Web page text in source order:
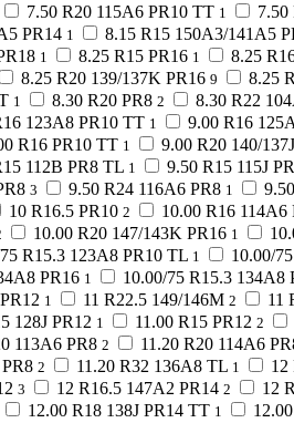
7.50 R20 115A6 PR10 TT 1 7.50
PR14 1 8.15 R15 150A3/141A5
1 8.25 R15 PR16 1 8.25
8.25 R20 139/137K PR16 9 8.25
1 8.30 R20 PR8 2 8.30 R22
123A8 PR10 TT 1 9.00 R16
R16 PR10 TT 1 9.00 R20 140/
112B PR8 TL 1 9.50 R15 115J
3 9.50 R24 116A6 PR8 1
10 R16.5 PR10 2 10.00 R16 114A6
10.00 R20 147/143K PR16 1
R15.3 123A8 PR10 TL 1 10.00/
PR16 1 10.00/75 R15.3 134A8
1 11 R22.5 149/146M 2 11
128J PR12 1 11.00 R15 PR12 2
113A6 PR8 2 11.20 R20 114A6
2 11.20 R32 136A8 TL 1 12
3 12 R16.5 147A2 PR14 2 12
12.00 R18 138J PR14 TT 1